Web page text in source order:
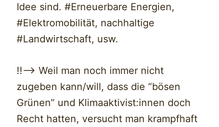
Idee sind. #Erneuerbare Energien,
#Elektromobilität, nachhaltige
#Landwirtschaft, usw.
!!—> Weil man noch immer nicht
zugeben kann/will, dass die “bösen
Grünen” und Klimaaktivist:innen doch
Recht hatten, versucht man krampfhaft